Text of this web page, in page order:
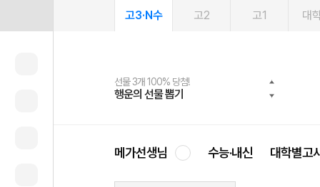
고3·N수 고2 고1 대
선물 3개 100% 당첨!
행운의 선물 뽑기
선물 100% 증정!
메가스터디 X 올리브
여름방학 스터디 캐시백
메가런 썸머스쿨
2027 러셀 단과
강사 공개선발
스마트러닝앱
설문 EVENT
메가패스
3일 무료 체험권
메가패스 수강생 무료혜택!
메가클럽 멤버십
사회공헌 캠페인
희망이룸 메가나눔
메가선생님 수능·내신 대학별고